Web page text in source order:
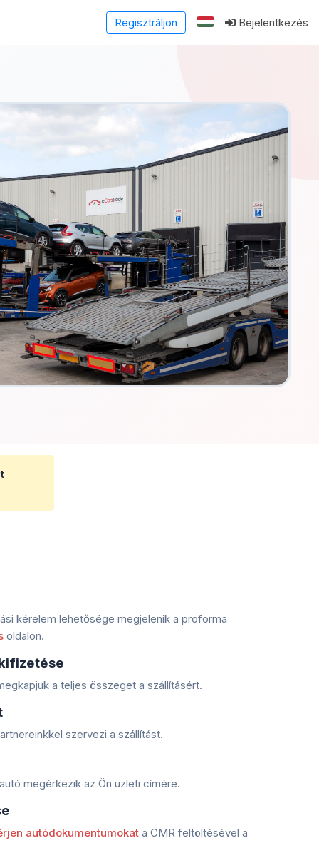
Regisztráljon Bejelentkezés
kérelem lehetősége megjelenik a proforma
oldalon.
a teljes összeget a szállításért.
szervezi a szállítást.
megérkezik az Ön üzleti címére.
autódokumentumokat a CMR feltöltésével a